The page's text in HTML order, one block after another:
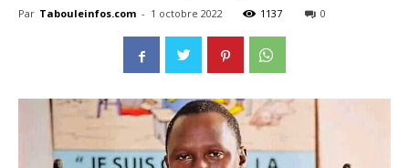
Par Tabouleinfos.com - 1 octobre 2022 1137 0